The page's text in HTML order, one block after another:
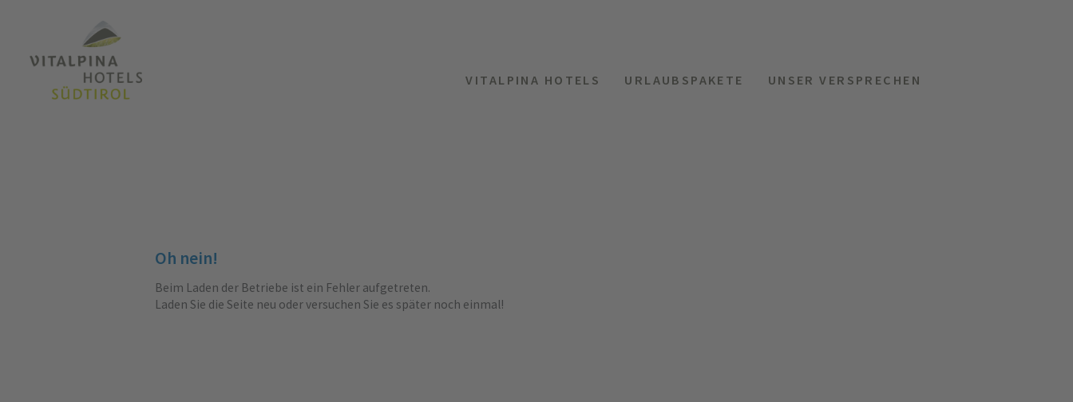
VITALPINA HOTELS URLAUBSPAKETE UNSER VERSPRECHEN
Oh nein!
Beim Laden der Betriebe ist ein Fehler aufgetreten.
Laden Sie die Seite neu oder versuchen Sie es später noch einmal!